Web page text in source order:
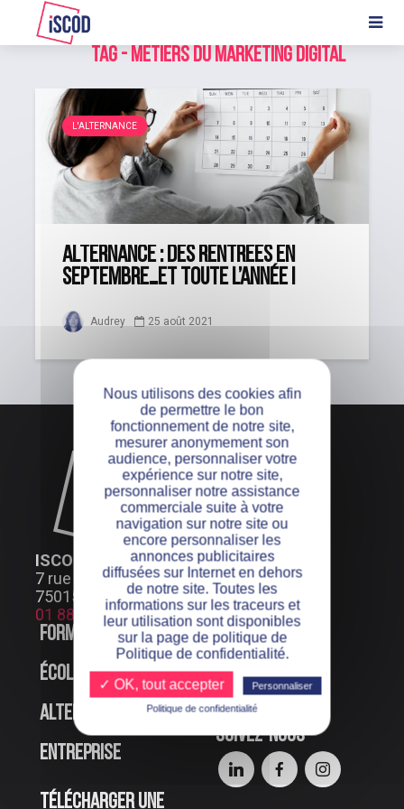
Tag - métiers du marketing digital
L'ALTERNANCE
Alternance : des rentrées en
septembre…Et toute l’année !
Audrey 25 août 2021
ISCOD PARIS
7 rue Henri Bocquillon
75015 Paris
01 88 24 66 99
Formations
École
Alternance
Entreprise
Offres d’emploi
Événements en
ligne
Suivez-nous
Télécharger une
Nous utilisons des cookies afin
de permettre le bon
fonctionnement de notre site,
mesurer anonymement son
audience, personnaliser votre
expérience sur notre site,
personnaliser notre assistance
commerciale suite à votre
navigation sur notre site ou
encore personnaliser les
annonces publicitaires
diffusées sur Internet en dehors
de notre site. Toutes les
informations sur les traceurs et
leur utilisation sont disponibles
sur la page de politique de
Politique de confidentialité.
✓ OK, tout accepter
Personnaliser
Politique de confidentialité